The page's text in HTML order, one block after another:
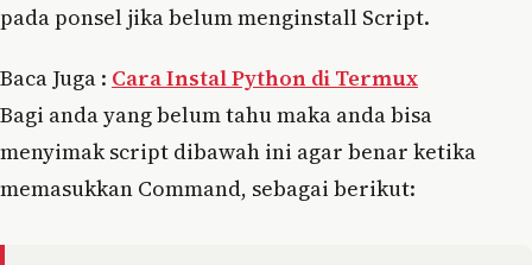
pada ponsel jika belum menginstall Script.
Baca Juga : Cara Instal Python di Termux
Bagi anda yang belum tahu maka anda bisa
menyimak script dibawah ini agar benar ketika
memasukkan Command, sebagai berikut: